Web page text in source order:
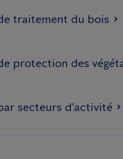
traitement du bois
protection des
secteurs d'activité